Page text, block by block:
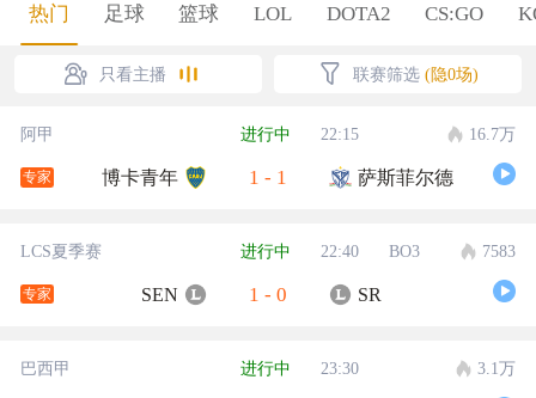
热门 足球 篮球 LOL DOTA2 CS:GO
只看主播 联赛筛选 (隐0场)
阿甲 进行中 22:15 16.7万
专家 博卡青年 1 - 1 萨斯菲尔德
LCS夏季赛 进行中 22:40 BO3 7583
专家 SEN 1 - 0 SR
巴西甲 进行中 23:30 3.1万